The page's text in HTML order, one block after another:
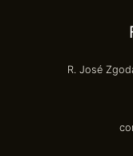
R. José